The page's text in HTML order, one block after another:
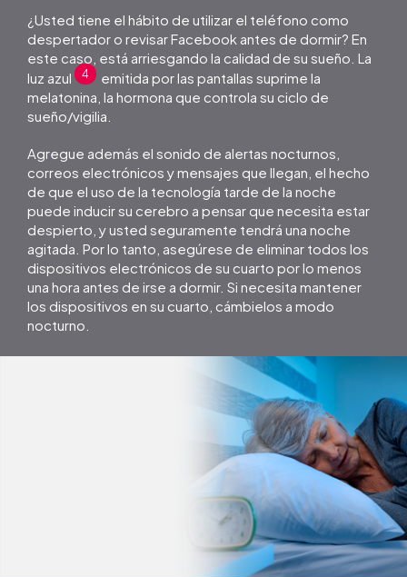
¿Usted tiene el hábito de utilizar el teléfono como
despertador o revisar Facebook antes de dormir? En
este caso, está arriesgando la calidad de su sueño. La
luz azul
4
emitida por las pantallas suprime la
melatonina, la hormona que controla su ciclo de
sueño/vigilia.
Agregue además el sonido de alertas nocturnos,
correos electrónicos y mensajes que llegan, el hecho
de que el uso de la tecnología tarde de la noche
puede inducir su cerebro a pensar que necesita estar
despierto, y usted seguramente tendrá una noche
agitada. Por lo tanto, asegúrese de eliminar todos los
dispositivos electrónicos de su cuarto por lo menos
una hora antes de irse a dormir. Si necesita mantener
los dispositivos en su cuarto, cámbielos a modo
nocturno.